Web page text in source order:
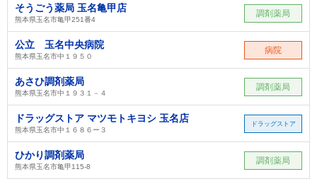
そうごう薬局 玉名亀甲店
熊本県玉名市亀甲251番4
調剤薬局
公立 玉名中央病院
熊本県玉名市中１９５０
病院
あさひ調剤薬局
熊本県玉名市中１９３１－４
調剤薬局
ドラッグストア マツモトキヨシ 玉名店
熊本県玉名市中１６８６ー３
ドラッグストア
ひかり調剤薬局
熊本県玉名市亀甲115-8
調剤薬局